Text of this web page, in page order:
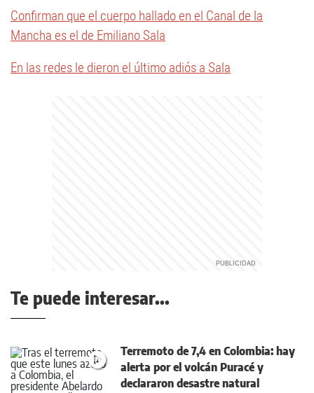
Confirman que el cuerpo hallado en el Canal de la
Mancha es el de Emiliano Sala
En las redes le dieron el último adiós a Sala
Te puede interesar...
Terremoto de 7,4 en Colombia: hay
alerta por el volcán Puracé y
declararon desastre natural